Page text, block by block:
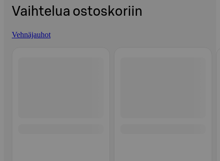
Vaihtelua ostoskoriin
Vehnäjauhot